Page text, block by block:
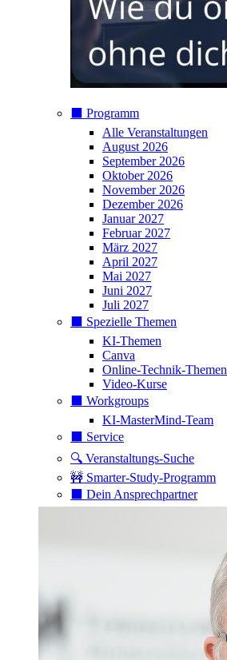
⬛️ Programm
Alle Veranstaltungen
August 2026
September 2026
Oktober 2026
November 2026
Dezember 2026
Januar 2027
Februar 2027
März 2027
April 2027
Mai 2027
Juni 2027
Juli 2027
⬛️ Spezielle Themen
KI-Themen
Canva
Online-Technik-Themen
Video-Kurse
⬛️ Workgroups
KI-MasterMind-Team
⬛️ Service
🔍 Veranstaltungs-Suche
🚧 Smarter-Study-Programm
⬛️ Dein Ansprechpartner